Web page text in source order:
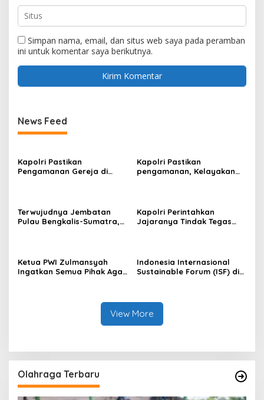
Simpan nama, email, dan situs web saya pada peramban
ini untuk komentar saya berikutnya.
News Feed
Kapolri Pastikan
Pengamanan Gereja di
Kapolri Pastikan
pengamanan, Kelayakan
Terwujudnya Jembatan
Pulau Bengkalis-Sumatra,
Kapolri Perintahkan
Jajaranya Tindak Tegas
Ketua PWI Zulmansyah
Ingatkan Semua Pihak Agar
Indonesia Internasional
Sustainable Forum (ISF) di
View More
Olahraga Terbaru